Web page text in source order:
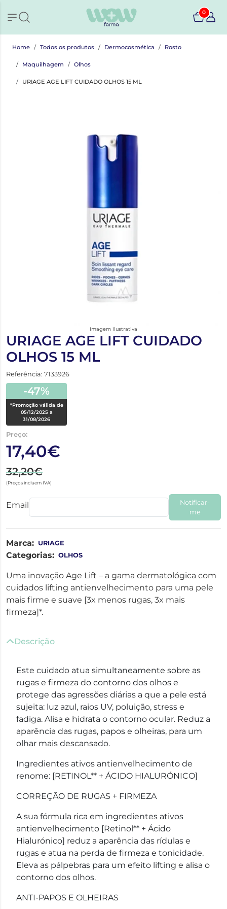
0
Home Todos os produtos Dermocosmética Rosto
Maquilhagem Olhos
URIAGE AGE LIFT CUIDADO OLHOS 15 ML
Imagem ilustrativa
URIAGE AGE LIFT CUIDADO
OLHOS 15 ML
Referência: 7133926
-47%
*Promoção válida de
05/12/2025 a
31/08/2026
Preço:
17,40€
32,20€
(Preços incluem IVA)
Email
Notificar-
me
Marca: URIAGE
Categorias: OLHOS
Uma inovação Age Lift – a gama dermatológica com
cuidados lifting antienvelhecimento para uma pele
mais firme e suave [3x menos rugas, 3x mais
firmeza]*.
Descrição
Este cuidado atua simultaneamente sobre as
rugas e firmeza do contorno dos olhos e
protege das agressões diárias a que a pele está
sujeita: luz azul, raios UV, poluição, stress e
fadiga. Alisa e hidrata o contorno ocular. Reduz a
aparência das rugas, papos e olheiras, para um
olhar mais descansado.
Ingredientes ativos antienvelhecimento de
renome: [RETINOL** + ÁCIDO HIALURÓNICO]
CORREÇÃO DE RUGAS + FIRMEZA
A sua fórmula rica em ingredientes ativos
antienvelhecimento [Retinol** + Ácido
Hialurónico] reduz a aparência das rídulas e
rugas e atua na perda de firmeza e tonicidade.
Eleva as pálpebras para um efeito lifting e alisa o
contorno dos olhos.
ANTI-PAPOS E OLHEIRAS